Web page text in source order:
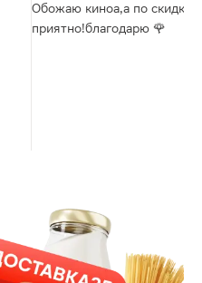
Обожаю киноа,а по скидке
приятно!благодарю 🌹